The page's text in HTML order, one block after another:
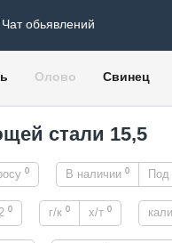
Чат обьявлений
Олово Свинец
стали 15,5
0 В наличии 0 Под
0 г/к 0 х/т 0